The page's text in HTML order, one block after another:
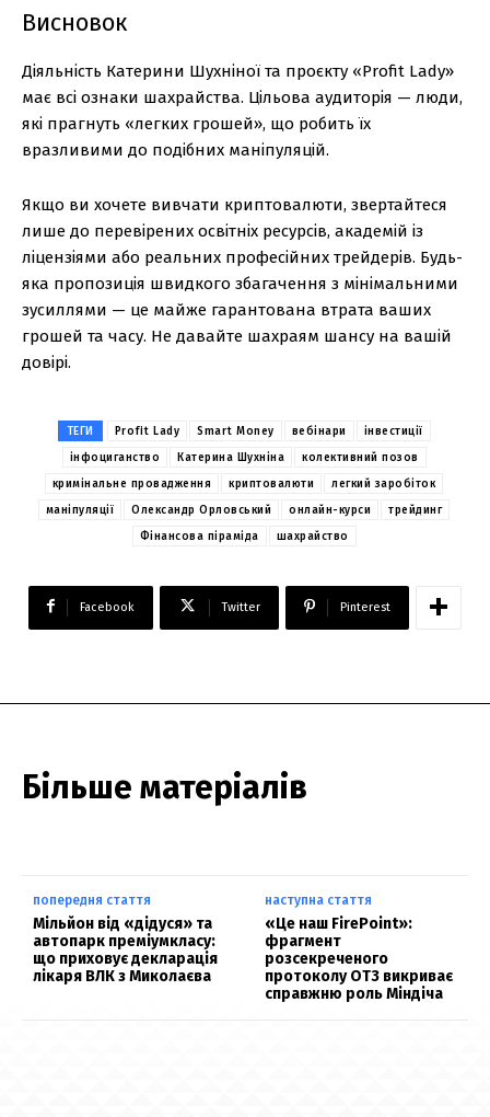
Висновок
Діяльність Катерини Шухніної та проєкту «Profit Lady»
має всі ознаки шахрайства. Цільова аудиторія — люди,
які прагнуть «легких грошей», що робить їх
вразливими до подібних маніпуляцій.
Якщо ви хочете вивчати криптовалюти, звертайтеся
лише до перевірених освітніх ресурсів, академій із
ліцензіями або реальних професійних трейдерів. Будь-
яка пропозиція швидкого збагачення з мінімальними
зусиллями — це майже гарантована втрата ваших
грошей та часу. Не давайте шахраям шансу на вашій
довірі.
ТЕГИ Profit Lady Smart Money вебінари
інвестиції
інфоциганство
Катерина Шухніна
колективний позов
кримінальне провадження
криптовалюти
легкий заробіток
маніпуляції
Олександр Орловський онлайн-курси
трейдинг
Фінансова піраміда
шахрайство
Facebook Twitter Pinterest
Більше матеріалів
попередня стаття
Мільйон від «дідуся» та
автопарк преміумкласу:
що приховує декларація
лікаря ВЛК з Миколаєва
наступна стаття
«Це наш FirePoint»:
фрагмент
розсекреченого
протоколу ОТЗ викриває
справжню роль Міндіча